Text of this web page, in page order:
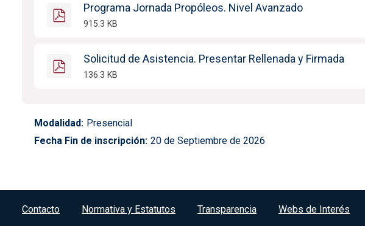
Programa Jornada Propóleos. Nivel Avanzado
915.3 KB
Solicitud de Asistencia. Presentar Rellenada y Firmada
136.3 KB
Modalidad Presencial
Fecha Fin de inscripción 20 de Septiembre de 2026
Menú del pie
Contacto Normativa y Estatutos Transparencia Webs de Interés